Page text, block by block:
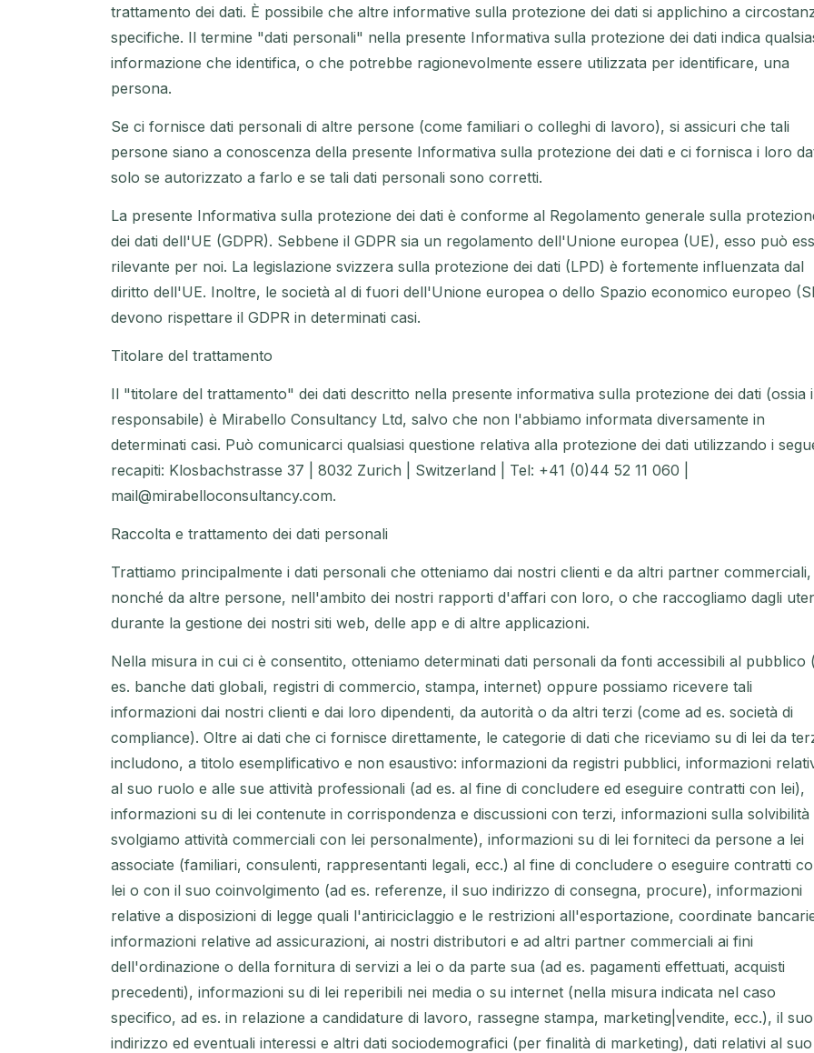
trattamento dei dati. È possibile che altre informative sulla protezione dei dati si applichino a
specifiche. Il termine "dati personali" nella presente Informativa sulla protezione dei dati indica
informazione che identifica, o che potrebbe ragionevolmente essere utilizzata per identificare, una
persona.
Se ci fornisce dati personali di altre persone (come familiari o colleghi di lavoro), si assicuri che tali
persone siano a conoscenza della presente Informativa sulla protezione dei dati e ci fornisca i loro
solo se autorizzato a farlo e se tali dati personali sono corretti.
La presente Informativa sulla protezione dei dati è conforme al Regolamento generale sulla
dei dati dell'UE (GDPR). Sebbene il GDPR sia un regolamento dell'Unione europea (UE), esso può
rilevante per noi. La legislazione svizzera sulla protezione dei dati (LPD) è fortemente influenzata dal
diritto dell'UE. Inoltre, le società al di fuori dell'Unione europea o dello Spazio economico europeo
devono rispettare il GDPR in determinati casi.
Titolare del trattamento
Il "titolare del trattamento" dei dati descritto nella presente informativa sulla protezione dei dati (ossia
responsabile) è Mirabello Consultancy Ltd, salvo che non l'abbiamo informata diversamente in
determinati casi. Può comunicarci qualsiasi questione relativa alla protezione dei dati utilizzando i
recapiti: Klosbachstrasse 37 | 8032 Zurich | Switzerland | Tel: +41 (0)44 52 11 060 |
mail@mirabelloconsultancy.com.
Raccolta e trattamento dei dati personali
Trattiamo principalmente i dati personali che otteniamo dai nostri clienti e da altri partner commerciali,
nonché da altre persone, nell'ambito dei nostri rapporti d'affari con loro, o che raccogliamo dagli
durante la gestione dei nostri siti web, delle app e di altre applicazioni.
Nella misura in cui ci è consentito, otteniamo determinati dati personali da fonti accessibili al pubblico
es. banche dati globali, registri di commercio, stampa, internet) oppure possiamo ricevere tali
informazioni dai nostri clienti e dai loro dipendenti, da autorità o da altri terzi (come ad es. società di
compliance). Oltre ai dati che ci fornisce direttamente, le categorie di dati che riceviamo su di lei da
includono, a titolo esemplificativo e non esaustivo: informazioni da registri pubblici, informazioni
al suo ruolo e alle sue attività professionali (ad es. al fine di concludere ed eseguire contratti con lei),
informazioni su di lei contenute in corrispondenza e discussioni con terzi, informazioni sulla solvibilità
svolgiamo attività commerciali con lei personalmente), informazioni su di lei forniteci da persone a lei
associate (familiari, consulenti, rappresentanti legali, ecc.) al fine di concludere o eseguire contratti
lei o con il suo coinvolgimento (ad es. referenze, il suo indirizzo di consegna, procure), informazioni
relative a disposizioni di legge quali l'antiriciclaggio e le restrizioni all'esportazione, coordinate
informazioni relative ad assicurazioni, ai nostri distributori e ad altri partner commerciali ai fini
dell'ordinazione o della fornitura di servizi a lei o da parte sua (ad es. pagamenti effettuati, acquisti
precedenti), informazioni su di lei reperibili nei media o su internet (nella misura indicata nel caso
specifico, ad es. in relazione a candidature di lavoro, rassegne stampa, marketing|vendite, ecc.), il suo
indirizzo ed eventuali interessi e altri dati sociodemografici (per finalità di marketing), dati relativi al suo